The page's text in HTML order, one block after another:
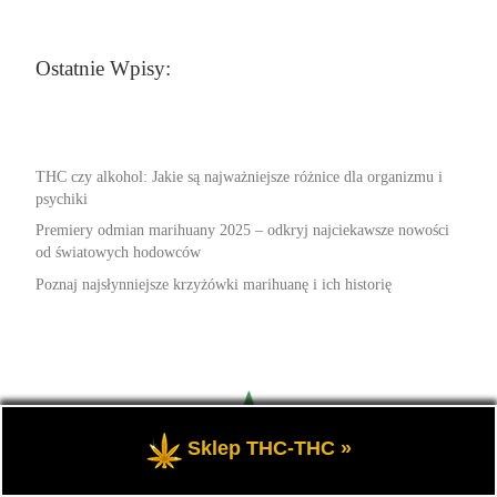
Ostatnie Wpisy:
THC czy alkohol: Jakie są najważniejsze różnice dla organizmu i
psychiki
Premiery odmian marihuany 2025 – odkryj najciekawsze nowości
od światowych hodowców
Poznaj najsłynniejsze krzyżówki marihuanę i ich historię
Sklep THC-THC »